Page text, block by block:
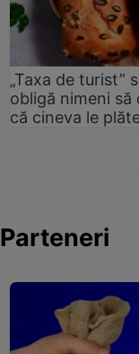
„Taxa de turist”
obligă nimeni
că cineva le
Parteneri